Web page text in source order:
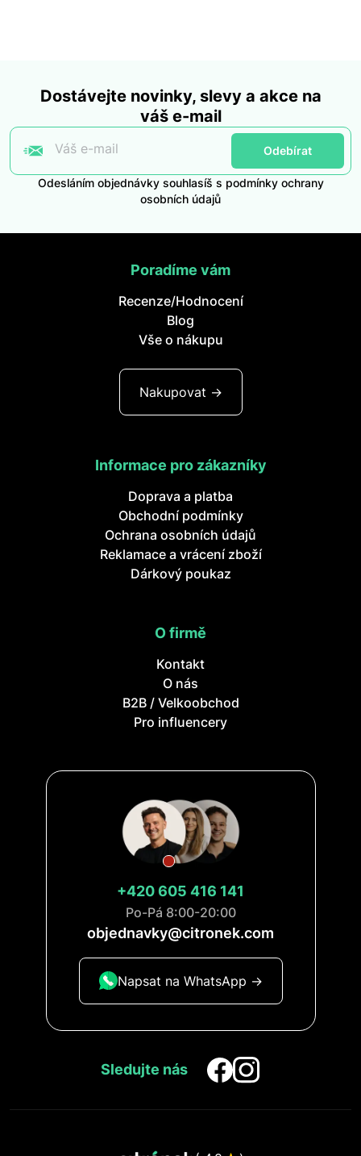
Dostávejte novinky, slevy a akce na
váš e-mail
Odebírat
Váš e-mail
Odesláním objednávky souhlasíš s podmínky ochrany
osobních údajů
Poradíme vám
Recenze/Hodnocení
Blog
Vše o nákupu
Nakupovat ->
Informace pro zákazníky
Doprava a platba
Obchodní podmínky
Ochrana osobních údajů
Reklamace a vrácení zboží
Dárkový poukaz
O firmě
Kontakt
O nás
B2B / Velkoobchod
Pro influencery
+420 605 416 141
Po-Pá 8:00-20:00
objednavky@citronek.com
Napsat na WhatsApp ->
Sledujte nás